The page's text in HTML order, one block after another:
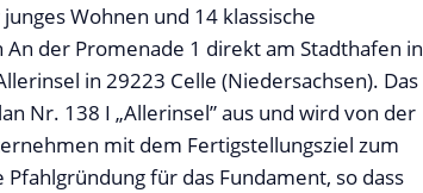
Wohnen und 14 klassische
der Promenade 1 direkt am Stadthafen in
in 29223 Celle (Niedersachsen). Das
Nr. 138 I „Allerinsel” aus und wird von der
mit dem Fertigstellungsziel zum
für das Fundament, so dass